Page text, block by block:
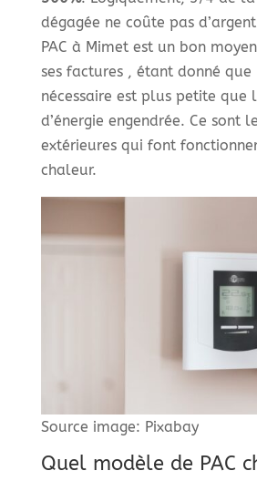
dégagée ne coûte pas
PAC à Mimet est un bon
ses factures , étant donné que
nécessaire est plus petite que
d’énergie engendrée. Ce sont
extérieures qui font
chaleur.
Source image: Pixabay
Quel modèle de PAC